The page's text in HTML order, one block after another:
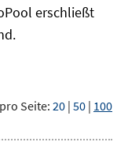
erschließt
Seite:20 | 50 | 100